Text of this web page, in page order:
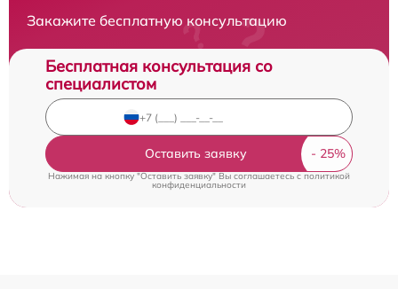
Закажите бесплатную консультацию
Бесплатная консультация со
специалистом
Оставить заявку
Нажимая на кнопку "Оставить заявку" Вы соглашаетесь cполитикой
конфиденциальности